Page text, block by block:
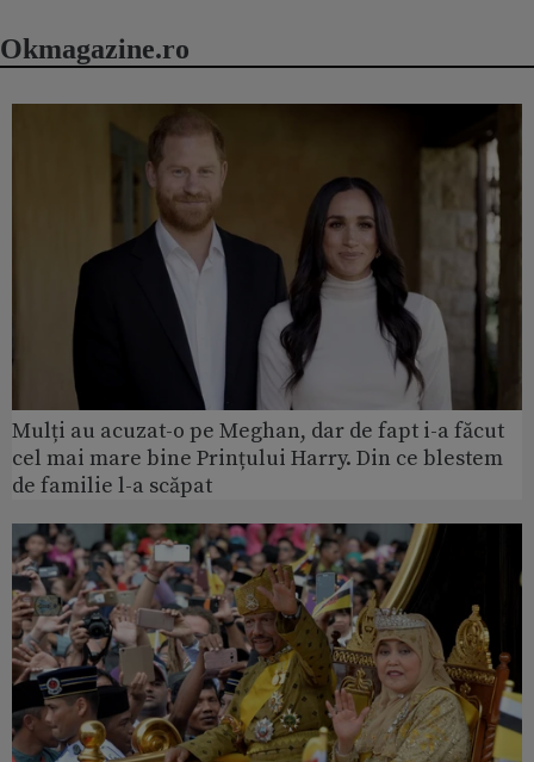
Okmagazine.ro
Mulți au acuzat-o pe Meghan, dar de fapt i-a făcut
cel mai mare bine Prințului Harry. Din ce blestem
de familie l-a scăpat